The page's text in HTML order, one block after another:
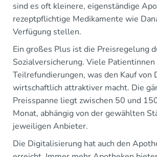
sind es oft kleinere, eigenständige
rezeptpflichtige Medikamente wie
Verfügung stellen.
Ein großes Plus ist die Preisregelung
Sozialversicherung. Viele
Teilrefundierungen, was den Kauf von
wirtschaftlich attraktiver macht. Die
Preisspanne liegt zwischen 50 und
Monat, abhängig von der gewählten
jeweiligen Anbieter.
Die Digitalisierung hat auch den